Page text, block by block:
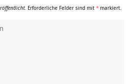
Erforderliche Felder sind mit * markiert.